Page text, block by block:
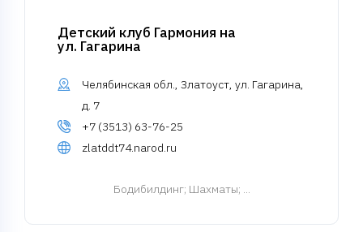
Детский клуб Гармония на
ул. Гагарина
Челябинская обл., Златоуст, ул. Гагарина,
д. 7
+7 (3513) 63-76-25
zlatddt74.narod.ru
Бодибилдинг; Шахматы; ...